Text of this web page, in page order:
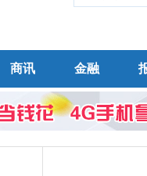
商讯 金融